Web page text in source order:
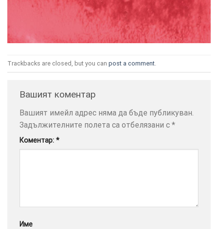
Trackbacks are closed, but you can post a comment
Вашият коментар
Вашият имейл адрес няма да бъде публикуван.
Задължителните полета са отбелязани с *
Коментар: *
Име
× ИЗПОЛЗВА
ПОВЕЧЕ
ДА
НАМЕРИТЕ
ТУК.
УСЛУГИ ОПЦИИ